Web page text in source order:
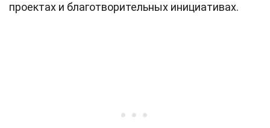
проектах и благотворительных инициативах.